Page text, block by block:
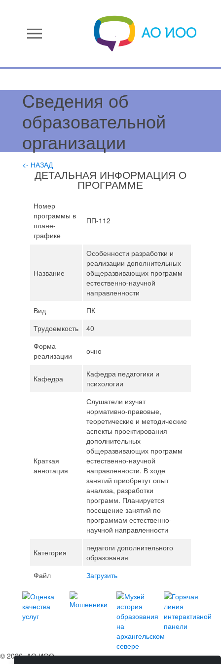
menu
Cведения об
образовательной
организации
<- НАЗАД
ДЕТАЛЬНАЯ ИНФОРМАЦИЯ О
ПРОГРАММЕ
Номер
программы в
плане-
графике
ПП-112
Название
Особенности разработки и
реализации дополнительных
общеразвивающих программ
естественно-научной
направленности
Вид
ПК
Трудоемкость
40
Форма
реализации
очно
Кафедра
Кафедра педагогики и
психологии
Краткая
аннотация
Слушатели изучат
нормативно-правовые,
теоретические и методические
аспекты проектирования
дополнительных
общеразвивающих программ
естественно-научной
направленности. В ходе
занятий приобретут опыт
анализа, разработки
программ. Планируется
посещение занятий по
программам естественно-
научной направленности
Категория
педагоги дополнительного
образования
Файл
Загрузить
© 2026, АО ИОО